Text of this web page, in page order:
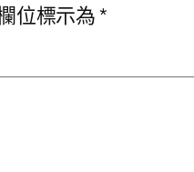
位標示為*